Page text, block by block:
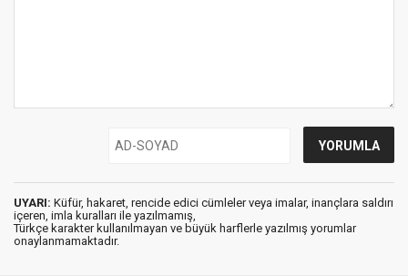
UYARI: Küfür, hakaret, rencide edici cümleler veya imalar, inançlara saldırı
içeren, imla kuralları ile yazılmamış,
Türkçe karakter kullanılmayan ve büyük harflerle yazılmış yorumlar
onaylanmamaktadır.